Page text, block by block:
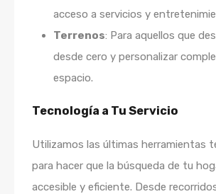
acceso a servicios y
Terrenos: Para aquellos que
desde cero y personalizar
espacio.
Tecnología a Tu Servicio
Utilizamos las últimas herramientas
para hacer que la búsqueda de tu
accesible y eficiente. Desde